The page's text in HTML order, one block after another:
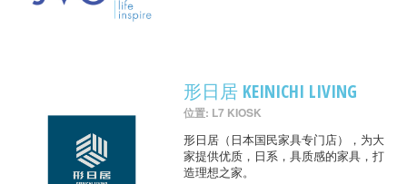
形日居 KEINICHI LIVING
位置: L7 KIOSK
形日居（日本国民家具专门店），为大
家提供优质，日系，具质感的家具，打
造理想之家。